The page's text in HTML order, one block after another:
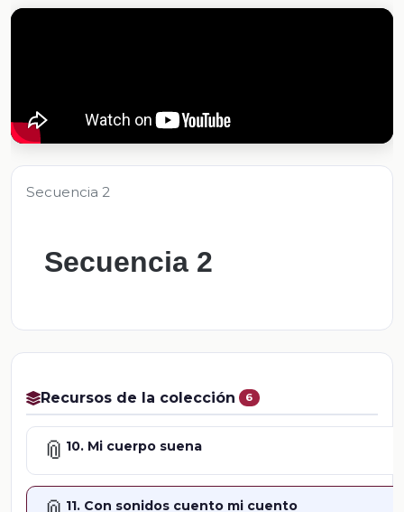
Secuencia 2
Secuencia 2
Recursos de la colección 6
📎 10. Mi cuerpo suena
11. Con sonidos cuento mi cuento